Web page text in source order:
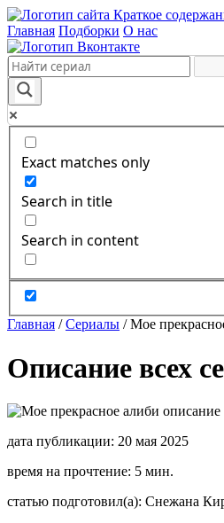
Краткое
Главная Подборки О нас
Exact matches only
Search in title
Search in content
Главная /Сериалы /Мое
Описание всех
дата публикации: 20 мая 2025
время на прочтение: 5 мин.
статью подготовил(а): Снежана